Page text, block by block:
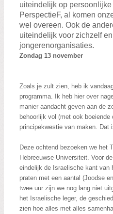
uiteindelijk op
PerspectieF, al komen
wel overeen. Ook de
uiteindelijk voor zichzelf
jongerenorganisaties.
Zondag 13 november
Zoals je zult zien, heb ik
programma. Ik heb hier over
manier aandacht geven aan de
behoorlijk vol (met ook
principekwestie van maken. Dat
Deze ochtend bezoeken we het
Hebreeuwse Universiteit. Voor
eindelijk de Israelische kant van
praten met een aantal (Joodse
twee uur zijn we nog lang niet
het Israelische leger, de
zien hoe alles met alles